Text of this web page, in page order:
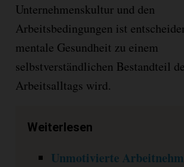
Unternehmenskultur und den
Arbeitsbedingungen ist
mentale Gesundheit zu einem
selbstverständlichen Bestandteil
Arbeitsalltags wird.
Weiterlesen
Unmotivierte